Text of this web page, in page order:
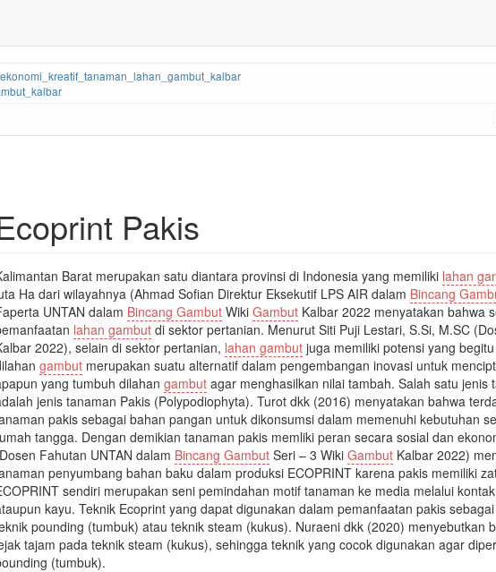
ekonomi_kreatif_tanaman_lahan_gambut_kalbar
Pakis
Barat merupakan satu diantara provinsi di Indonesia yang memiliki lahan
Ha dari wilayahnya (Ahmad Sofian Direktur Eksekutif LPS AIR dalam Bincang
UNTAN dalam Bincang Gambut Wiki Gambut Kalbar 2022 menyatakan bahwa
lahan gambut di sektor pertanian. Menurut Siti Puji Lestari, S.Si, M.SC
2022), selain di sektor pertanian, lahan gambut juga memiliki potensi yang
gambut merupakan suatu alternatif dalam pengembangan inovasi untuk
yang tumbuh dilahan gambut agar menghasilkan nilai tambah. Salah satu jenis
jenis tanaman Pakis (Polypodiophyta). Turot dkk (2016) menyatakan bahwa
pakis sebagai bahan pangan untuk dikonsumsi dalam memenuhi kebutuhan
tangga. Dengan demikian tanaman pakis memliki peran secara sosial dan
Fahutan UNTAN dalam Bincang Gambut Seri – 3 Wiki Gambut Kalbar 2022)
penyumbang bahan baku dalam produksi ECOPRINT karena pakis memiliki
sendiri merupakan seni pemindahan motif tanaman ke media melalui
kayu. Teknik Ecoprint yang dapat digunakan dalam pemanfaatan pakis
pounding (tumbuk) atau teknik steam (kukus). Nuraeni dkk (2020)
tajam pada teknik steam (kukus), sehingga teknik yang cocok digunakan agar
(tumbuk).